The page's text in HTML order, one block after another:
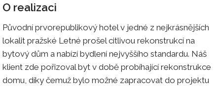
O realizaci
Původní prvorepublikový hotel v jedné z nejkrásnějších
lokalit pražské Letné prošel citlivou rekonstrukcí na
bytový dům a nabízí bydlení nejvyššího standardu. Náš
klient zde pořizoval byt v době probíhající rekonstrukce
domu, díky čemuž bylo možné zapracovat do projektu